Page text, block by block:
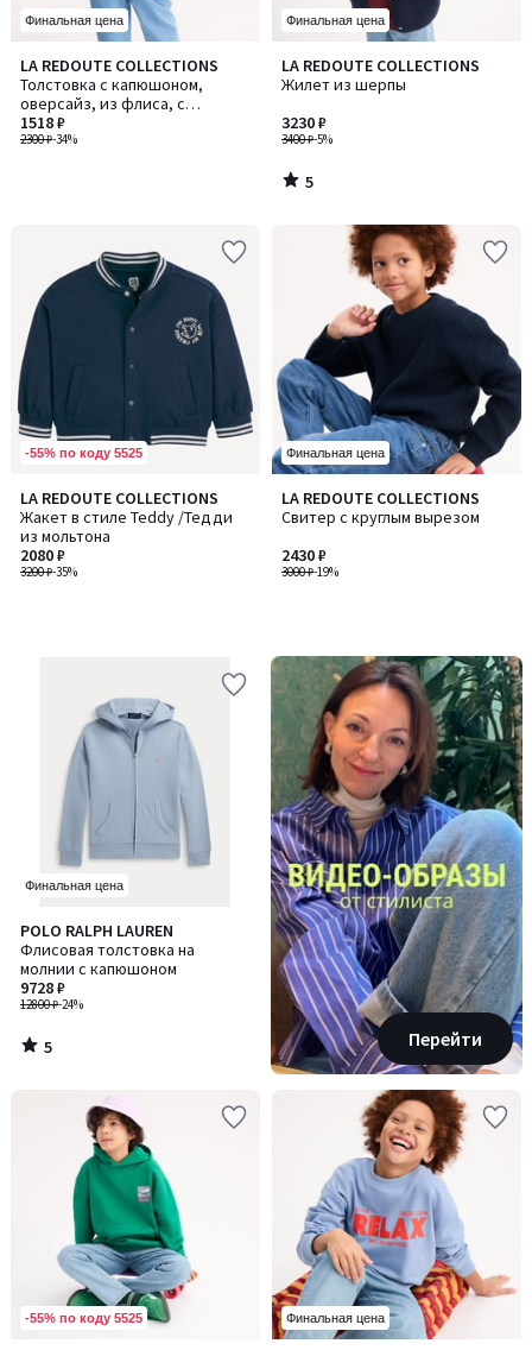
Финальная цена
LA REDOUTE COLLECTIONS
Толстовка с капюшоном,
оверсайз, из флиса, с
принтом на спине
2300 ₽-34%
1518 ₽
Финальная цена
LA REDOUTE COLLECTIONS
Жилет из шерпы
3400 ₽-5%
3230 ₽
5
/
5
/
-55% по коду 5525
LA REDOUTE COLLECTIONS
Жакет в стиле Teddy /Тедди
из мольтона
3200 ₽-35%
2080 ₽
Финальная цена
LA REDOUTE COLLECTIONS
Свитер с круглым вырезом
3000 ₽-19%
2430 ₽
Финальная цена
POLO RALPH LAUREN
Флисовая толстовка на
молнии с капюшоном
12800 ₽-24%
9728 ₽
5
/
5
5
/
Перейти
-
-55% по коду 5525 Финальная цена